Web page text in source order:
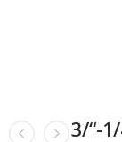
طقم حبوب 40قطعة مسدس “1/4-“3/